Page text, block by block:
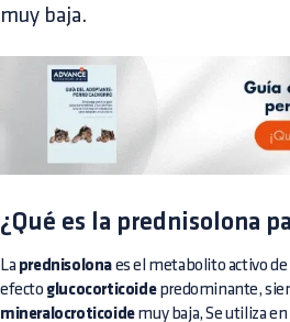
muy baja.
¿Qué es la prednisolona
La prednisolona es el metabolito activo de
efecto glucocorticoidepredominante,
mineralocroticoidemuy baja, Se utiliza